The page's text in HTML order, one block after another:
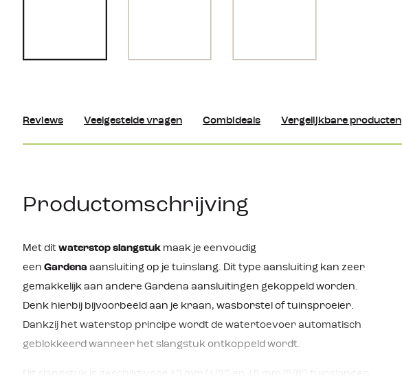
Reviews Veelgestelde vragen Combideals Vergelijkbare producten
Productomschrijving
Met dit waterstop slangstuk maak je eenvoudig
een Gardena aansluiting op je tuinslang. Dit type aansluiting kan zeer
gemakkelijk aan andere Gardena aansluitingen gekoppeld worden.
Denk hierbij bijvoorbeeld aan je kraan, wasborstel of tuinsproeier.
Dankzij het waterstop principe wordt de watertoevoer automatisch
geblokkeerd wanneer het slangstuk ontkoppeld wordt.